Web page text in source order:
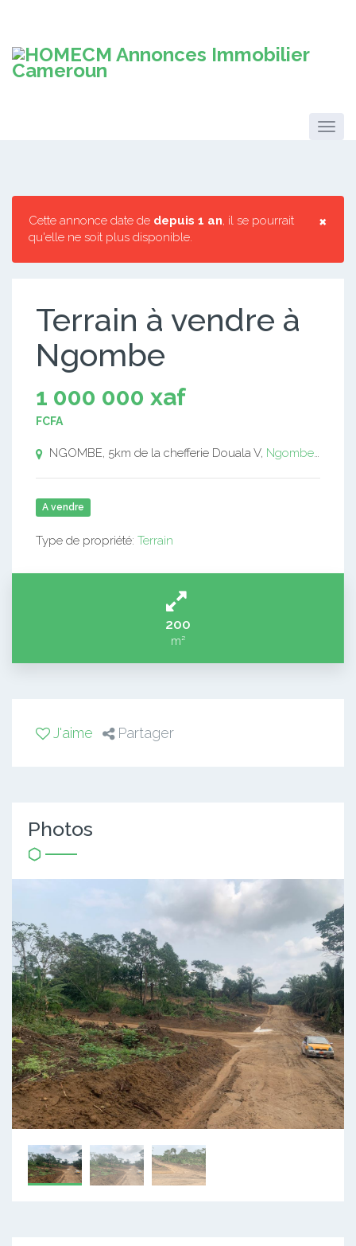
×
Cette annonce date de depuis 1 an, il se pourrait
qu'elle ne soit plus disponible.
Terrain à vendre à
Ngombe
1 000 000 xaf
FCFA
NGOMBE, 5km de la chefferie Douala V, Ngombe Douala
A vendre
Type de propriété: Terrain
200
m²
J'aime Partager
Photos